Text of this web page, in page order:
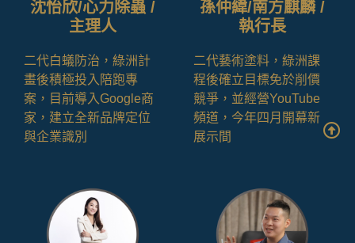
沈怡欣/心力除蟲 /
主理人
二代白蟻防治，綠洲計
畫後積極投入陪跑專
案，目前導入Google商
家，建立全新品牌定位
與企業識別
孫仲緯/南方麒麟 /
執行長
二代藝術塗料，綠洲課
程後確立目標免於削價
競爭，並經營YouTube
頻道，今年四月開幕新
展示間